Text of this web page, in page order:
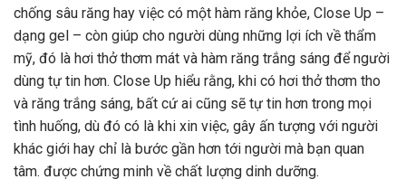
chống sâu răng hay việc có một hàm răng khỏe, Close Up –
dạng gel – còn giúp cho người dùng những lợi ích về thẩm
mỹ, đó là hơi thở thơm mát và hàm răng trắng sáng để người
dùng tự tin hơn. Close Up hiểu rằng, khi có hơi thở thơm tho
và răng trắng sáng, bất cứ ai cũng sẽ tự tin hơn trong mọi
tình huống, dù đó có là khi xin việc, gây ấn tượng với người
khác giới hay chỉ là bước gần hơn tới người mà bạn quan
tâm. được chứng minh về chất lượng dinh dưỡng.